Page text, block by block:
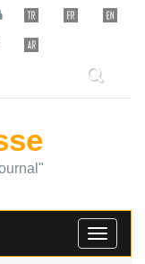
Toggle